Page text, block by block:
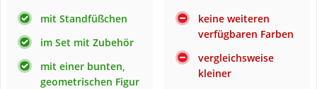
mit Standfüßchen
im Set mit Zubehör
mit einer bunten,
geometrischen Figur
keine weiteren
verfügbaren Farben
vergleichsweise
kleiner